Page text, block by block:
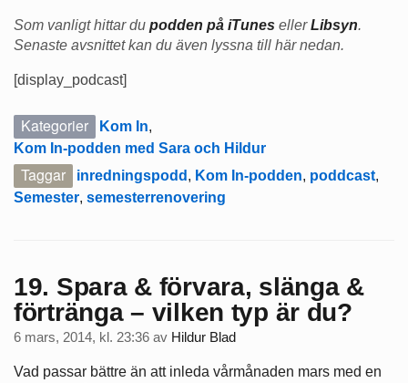
Som vanligt hittar du podden på iTunes ellerLibsyn.
Senaste avsnittet kan du även lyssna till här nedan.
[display_podcast]
Kategorier Kom In,
Kom In-podden med Sara och Hildur
Taggar inredningspodd , Kom In-podden, poddcast,
Semester, semesterrenovering
19. Spara & förvara, slänga &
förtränga – vilken typ är du?
6 mars, 2014, kl. 23:36 av Hildur Blad
Vad passar bättre än att inleda vårmånaden mars med en